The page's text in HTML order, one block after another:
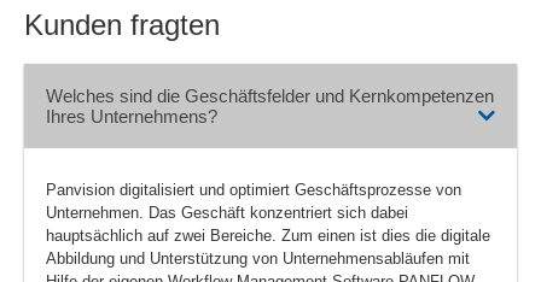
Kunden fragten
Welches sind die Geschäftsfelder und Kernkompetenzen
Ihres Unternehmens?
Panvision digitalisiert und optimiert Geschäftsprozesse von
Unternehmen. Das Geschäft konzentriert sich dabei
hauptsächlich auf zwei Bereiche. Zum einen ist dies die digitale
Abbildung und Unterstützung von Unternehmensabläufen mit